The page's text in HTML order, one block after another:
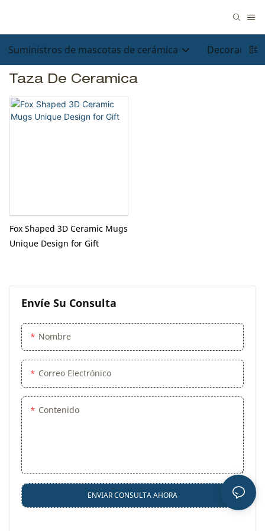
Suministros de mascotas de cerámica
Taza De Ceramica
Envíe Su Consulta
Nombre
Correo Electrónico
Contenido
ENVIAR CONSULTA AHORA
Fox Shaped 3D Ceramic Mugs
Unique Design for Gift